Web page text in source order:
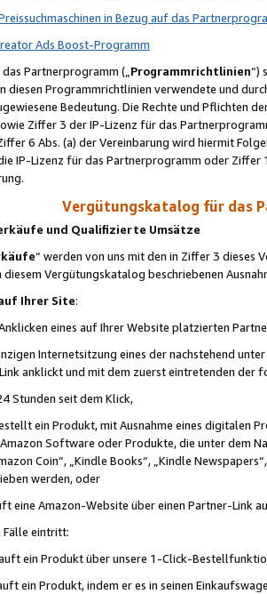
in Bezug auf das
Ads Boost-Programm
Partnerprogramm („Programmrichtlinien“)
diesen Programmrichtlinien verwendete und
Bedeutung. Die Rechte und Pflichten
Ziffer 3 der IP-Lizenz für das
6 Abs. (a) der Vereinbarung wird hiermit
IP-Lizenz für das Partnerprogramm oder
Vergütungskatalog für das
und Qualifizierte Umsätze
“ werden von uns mit den in Ziffer 3
Vergütungskatalog beschriebenen
Ihrer Site:
eines auf Ihrer Website platzierten
Internetsitzung eines der nachstehend
anklickt und mit dem zuerst eintretenden der
Stunden seit dem Klick,
ein Produkt, mit Ausnahme eines digitalen
Software oder Produkte, die unter dem
Coin“, „Kindle Books“, „Kindle
werden, oder
eine Amazon-Website über einen Partner-Link
eintritt:
ein Produkt über unsere 1-Click-
ein Produkt, indem er es in seinen